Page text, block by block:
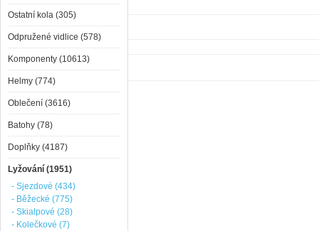
Ostatní kola (305)
Odpružené vidlice (578)
Komponenty (10613)
Helmy (774)
Oblečení (3616)
Batohy (78)
Doplňky (4187)
Lyžování (1951)
- Sjezdové (434)
- Běžecké (775)
- Skialpové (28)
- Kolečkové (7)